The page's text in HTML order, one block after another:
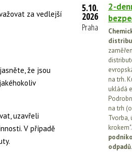
za vedlejší
že jsou
uzavřeli
V případě
5.10.
2026
Praha
2-
na trh.
ukládá
na trh
Tvorba,
krokem".